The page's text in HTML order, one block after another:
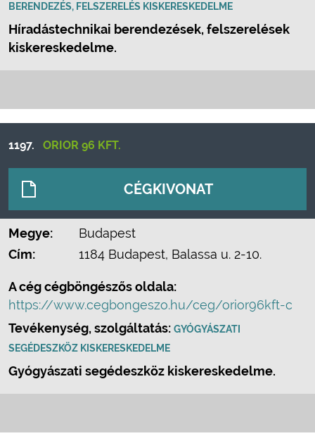
BERENDEZÉS, FELSZERELÉS KISKERESKEDELME
Híradástechnikai berendezések, felszerelések
kiskereskedelme.
1197. ORIOR 96 KFT.
CÉGKIVONAT
Megye:
Budapest
Cím:
1184 Budapest, Balassa u. 2-10.
A cég cégböngészős oldala:
https://www.cegbongeszo.hu/ceg/orior96kft-c
Tevékenység, szolgáltatás: GYÓGYÁSZATI
SEGÉDESZKÖZ KISKERESKEDELME
Gyógyászati segédeszköz kiskereskedelme.